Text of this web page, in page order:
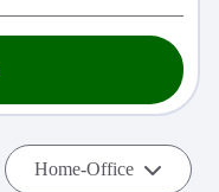
Home-Office